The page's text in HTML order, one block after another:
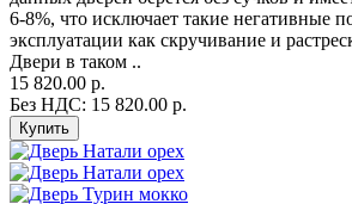
6-8%, что исключает такие негативные
эксплуатации как скручивание и
Двери в таком ..
15 820.00 р.
Без НДС: 15 820.00 р.